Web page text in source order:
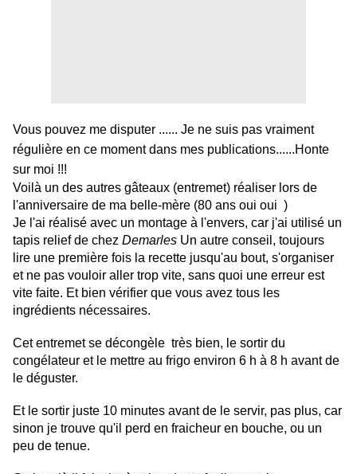
Vous pouvez me disputer ...... Je ne suis pas vraiment
régulière en ce moment dans mes publications......Honte
sur moi !!!
Voilà un des autres gâteaux (entremet) réaliser lors de
l'anniversaire de ma belle-mère (80 ans oui oui )
Je l'ai réalisé avec un montage à l'envers, car j'ai utilisé un
tapis relief de chez Demarles Un autre conseil, toujours
lire une première fois la recette jusqu'au bout, s'organiser
et ne pas vouloir aller trop vite, sans quoi une erreur est
vite faite. Et bien vérifier que vous avez tous les
ingrédients nécessaires.
Cet entremet se décongèle très bien, le sortir du
congélateur et le mettre au frigo environ 6 h à 8 h avant de
le déguster.
Et le sortir juste 10 minutes avant de le servir, pas plus, car
sinon je trouve qu'il perd en fraicheur en bouche, ou un
peu de tenue.